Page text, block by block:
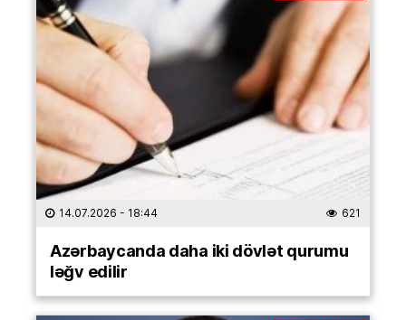
14.07.2026 - 18:44 621
Azərbaycanda daha iki dövlət qurumu
ləğv edilir